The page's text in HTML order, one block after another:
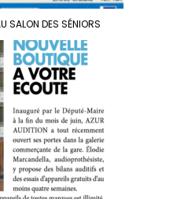
SALON DES SÉNIORS